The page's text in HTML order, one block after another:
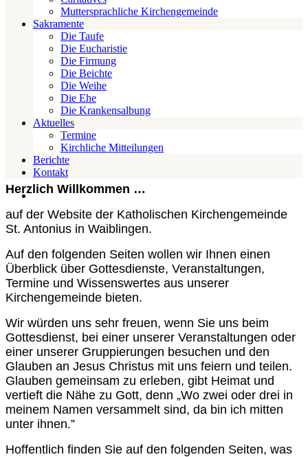
Muttersprachliche Kirchengemeinde
Sakramente
Die Taufe
Die Eucharistie
Die Firmung
Die Beichte
Die Weihe
Die Ehe
Die Krankensalbung
Aktuelles
Termine
Kirchliche Mitteilungen
Berichte
Kontakt
Herzlich Willkommen …
auf der Website der Katholischen Kirchengemeinde
St. Antonius in Waiblingen.
Auf den folgenden Seiten wollen wir Ihnen einen
Überblick über Gottesdienste, Veranstaltungen,
Termine und Wissenswertes aus unserer
Kirchengemeinde bieten.
Wir würden uns sehr freuen, wenn Sie uns beim
Gottesdienst, bei einer unserer Veranstaltungen oder
einer unserer Gruppierungen besuchen und den
Glauben an Jesus Christus mit uns feiern und teilen.
Glauben gemeinsam zu erleben, gibt Heimat und
vertieft die Nähe zu Gott, denn „Wo zwei oder drei in
meinem Namen versammelt sind, da bin ich mitten
unter ihnen.”
Hoffentlich finden Sie auf den folgenden Seiten, was